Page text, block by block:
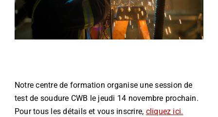
Notre centre de formation organise une session de
test de soudure CWB le jeudi 14 novembre prochain.
Pour tous les détails et vous inscrire, cliquez ici.